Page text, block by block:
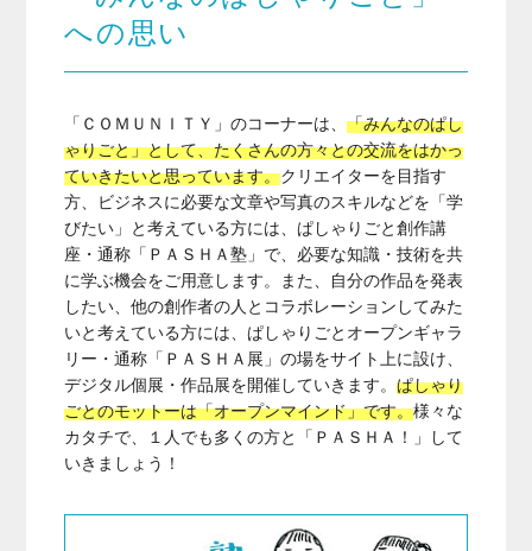
への思い
「ＣＯＭＵＮＩＴＹ」のコーナーは、「みんなのぱし
ゃりごと」として、たくさんの方々との交流をはかっ
ていきたいと思っています。クリエイターを目指す
方、ビジネスに必要な文章や写真のスキルなどを「学
びたい」と考えている方には、ぱしゃりごと創作講
座・通称「ＰＡＳＨＡ塾」で、必要な知識・技術を共
に学ぶ機会をご用意します。また、自分の作品を発表
したい、他の創作者の人とコラボレーションしてみた
いと考えている方には、ぱしゃりごとオープンギャラ
リー・通称「ＰＡＳＨＡ展」の場をサイト上に設け、
デジタル個展・作品展を開催していきます。ぱしゃり
ごとのモットーは「オープンマインド」です。様々な
カタチで、１人でも多くの方と「ＰＡＳＨＡ！」して
いきましょう！